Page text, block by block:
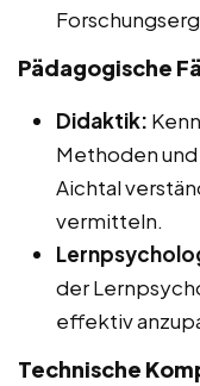
Pädagogische
Didaktik:
Methoden
Aichtal
vermitteln.
der
effektiv
Technische